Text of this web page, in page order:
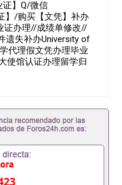
证】Q/微信
】/购买【文凭】补办
证办理//成绩单修改//
遗失补办University of
代理假文凭办理毕业
使馆认证办理留学归
位证书办理美国文凭
业证+成绩单+留学回
知书，雅思。（全套
及亲朋好友一份完美
转学，甚至是申请工
，随时都可以安排办